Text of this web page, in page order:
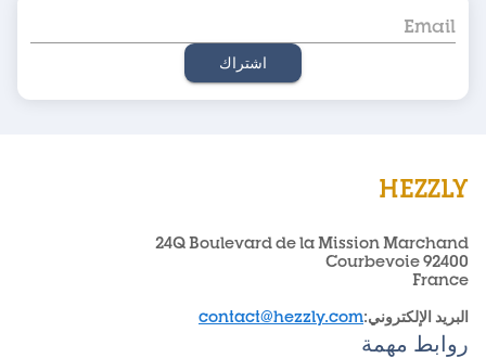
اشتراك
HEZZLY
24Q Boulevard de la Mission Marchand
92400 Courbevoie
France
البريد الإلكتروني:
contact@hezzly.com
روابط مهمة